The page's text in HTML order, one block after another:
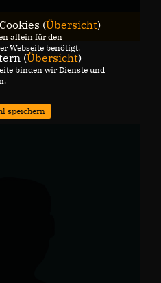
(Übersicht)
allein für den
Webseite benötigt.
(Übersicht)
binden wir Dienste und
speichern